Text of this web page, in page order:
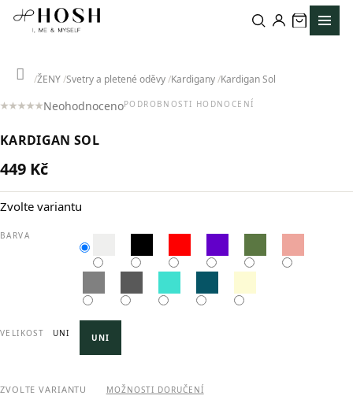
Přejít
Domů
ŽENY Svetry a pletené oděvy Kardigany Kardigan Sol
Průměrné
produktu
0,0
5
NeohodnocenoPODROBNOSTI HODNOCENÍ
KARDIGAN SOL
449 Kč
cena:
Zvolte variantu
BARVA
VELIKOST UNI UNI
ZVOLTE VARIANTU MOŽNOSTI DORUČENÍ